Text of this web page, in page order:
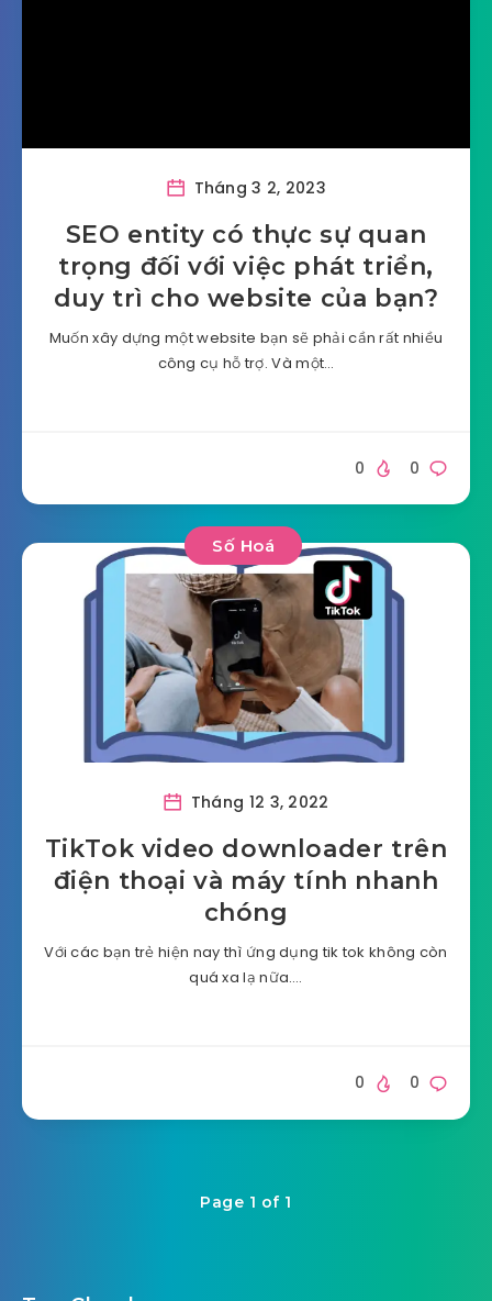
Tháng 3 2, 2023
SEO entity có thực sự quan
trọng đối với việc phát triển,
duy trì cho website của bạn?
Muốn xây dựng một website bạn sẽ phải cần rất nhiều
công cụ hỗ trợ. Và một…
0
0
Số Hoá
Tháng 12 3, 2022
TikTok video downloader trên
điện thoại và máy tính nhanh
chóng
Với các bạn trẻ hiện nay thì ứng dụng tik tok không còn
quá xa lạ nữa….
0
0
Page 1 of 1